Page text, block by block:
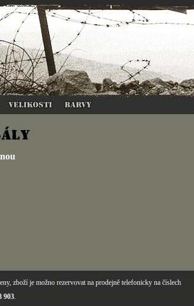
zboží je možno rezervovat na prodejně telefonicky na číslech
903.